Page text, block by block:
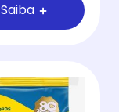
Saiba